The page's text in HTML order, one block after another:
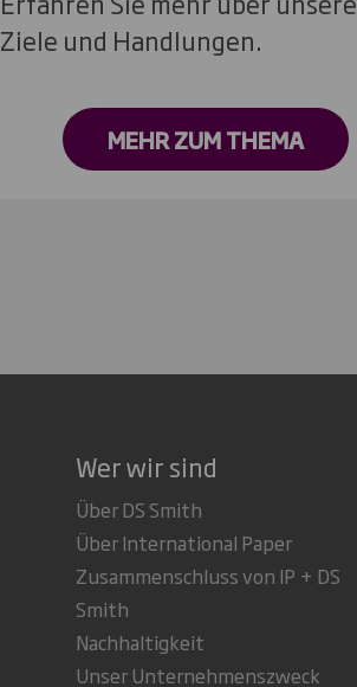
Ziele und Handlungen.
MEHR ZUM THEMA
Wer wir sind
Über DS Smith
Über International Paper
Zusammenschluss von IP + DS
Smith
Nachhaltigkeit
Unser Unternehmenszweck